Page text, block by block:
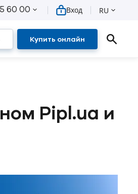
60 00 Вход RU
Купить онлайн
Pipl.ua и